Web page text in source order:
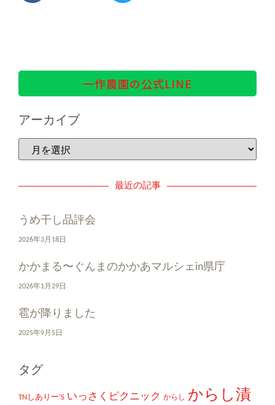
一作農園の公式LINE
アーカイブ
最近の記事
うめ干し品評会
2026年3月18日
かかまる〜ぐんまのかかあマルシェin県庁
2026年1月29日
雹が降りました
2025年9月5日
タグ
TNしありー'S いっさくピクニック からし からし漬